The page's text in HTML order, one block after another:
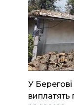
У
виплатять